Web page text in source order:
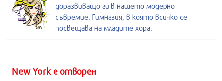
доразвиващо ги в нашето модерно
съвремие. Гимназия, в която всичко се
посвещава на младите хора.
New York е отворен